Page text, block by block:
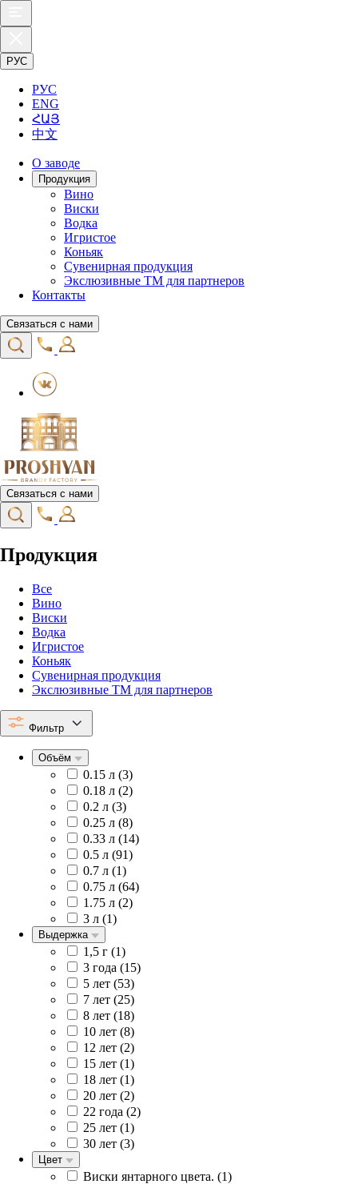
РУС
РУС
ENG
ՀԱՅ
中文
О заводе
Продукция
Вино
Виски
Водка
Игристое
Коньяк
Сувенирная продукция
Экслюзивные ТМ для партнеров
Контакты
Связаться с нами
Связаться с нами
Продукция
Все
Вино
Виски
Водка
Игристое
Коньяк
Сувенирная продукция
Экслюзивные ТМ для партнеров
Фильтр
Объём
0.15 л (3)
0.18 л (2)
0.2 л (3)
0.25 л (8)
0.33 л (14)
0.5 л (91)
0.7 л (1)
0.75 л (64)
1.75 л (2)
3 л (1)
Выдержка
1,5 г (1)
3 года (15)
5 лет (53)
7 лет (25)
8 лет (18)
10 лет (8)
12 лет (2)
15 лет (1)
18 лет (1)
20 лет (2)
22 года (2)
25 лет (1)
30 лет (3)
Цвет
Виски янтарного цвета. (1)